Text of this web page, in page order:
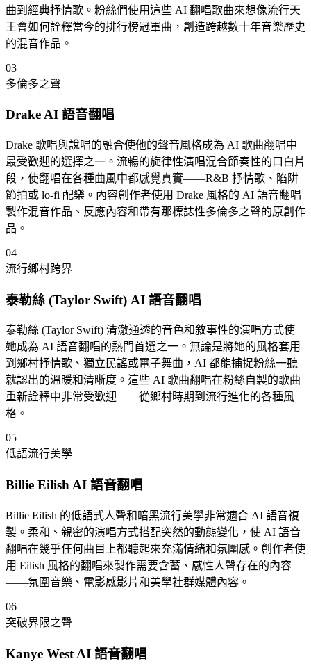
曲到經典抒情歌。粉絲們使用這些 AI 翻唱歌曲來想像流行天
王會如何詮釋當今的排行榜冠軍曲，創造跨越數十年音樂歷史
的混音作品。
03
多倫多之聲
Drake AI 語音翻唱
Drake 歌唱與說唱的融合使他的聲音風格成為 AI 歌曲翻唱中
最受歡迎的選擇之一。流暢的旋律性演唱混合節奏性的口白片
段，使翻唱在各種曲風中都感覺真實——R&B 抒情歌、陷阱
節拍或 lo-fi 配樂。內容創作者使用 Drake 風格的 AI 語音翻唱
製作混音作品、反應內容和帶有那標誌性多倫多之聲的原創作
品。
04
流行鄉村跨界
泰勒絲 (Taylor Swift) AI 語音翻唱
泰勒絲 (Taylor Swift) 清澈通透的音色和敘事性的演唱方式使
她成為 AI 語音翻唱的熱門首選之一。無論是將她的風格套用
到鄉村抒情歌、獨立民謠或電子舞曲，AI 都能捕捉粉絲一聽
就認出的溫暖和清晰度。這些 AI 歌曲翻唱在粉絲自製的歌曲
重新詮釋中非常受歡迎——從鄉村時期到流行進化的各種風
格。
05
低語流行美學
Billie Eilish AI 語音翻唱
Billie Eilish 的低語式人聲和暗黑流行美學非常適合 AI 語音複
製。柔和、親密的演唱方式搭配突然的動態變化，使 AI 語音
翻唱在幾乎任何曲目上都聽起來充滿情緒和氛圍感。創作者使
用 Eilish 風格的翻唱來製作需要含蓄、感性人聲存在的內容
——氛圍音樂、電影感影片和美學社群媒體內容。
06
突破界限之聲
Kanye West AI 語音翻唱